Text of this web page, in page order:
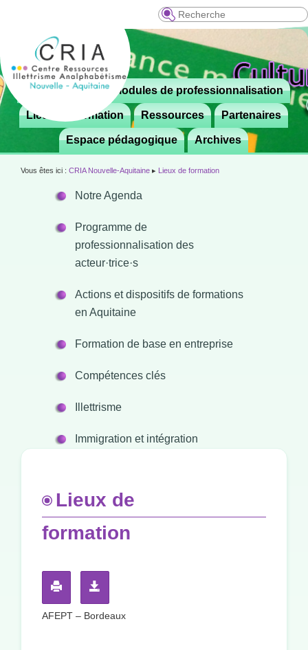
Recherche
Menu
principal
Aller
contenu
principal
 Le CRIA Modules de professionnalisation
Lieux de formation Ressources Partenaires
Espace pédagogique Archives
Vous êtes ici : CRIA Nouvelle-Aquitaine ▸ Lieux de formation
Notre Agenda
Programme de
professionnalisation des
acteur·trice·s
Actions et dispositifs de formations
en Aquitaine
Formation de base en entreprise
Compétences clés
Illettrisme
Immigration et intégration
Lieux de
formation
AFEPT – Bordeaux